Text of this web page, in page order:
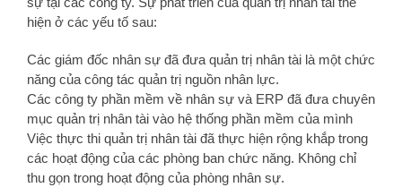
hiện ở các yếu tố sau:
Các giám đốc nhân sự đã đưa quản trị nhân tài là một chức
năng của công tác quản trị nguồn nhân lực.
Các công ty phần mềm về nhân sự và ERP đã đưa chuyên
mục quản trị nhân tài vào hệ thống phần mềm của mình
Việc thực thi quản trị nhân tài đã thực hiện rộng khắp trong
các hoạt động của các phòng ban chức năng. Không chỉ
thu gọn trong hoạt động của phòng nhân sự.